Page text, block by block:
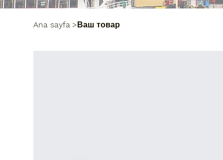
Ana sayfa >Ваш товар